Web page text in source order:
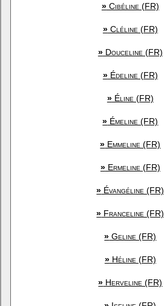
»Cibéline (FR)
»Cléline (FR)
»Douceline (FR)
»Édeline (FR)
»Éline (FR)
» Émeline (FR)
» Emmeline (FR)
»Ermeline (FR)
» Évangéline (FR)
» Franceline (FR)
» Geline (FR)
»Héline (FR)
» Herveline (FR)